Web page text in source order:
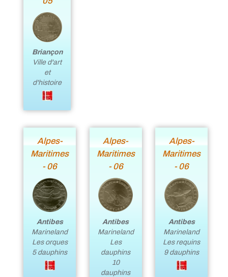
Briançon
Ville d'art
et
d'histoire
Alpes-
Maritimes
- 06
Antibes
Marineland
Les orques
5 dauphins
Alpes-
Maritimes
- 06
Antibes
Marineland
Les
dauphins
10
dauphins
Alpes-
Maritimes
- 06
Antibes
Marineland
Les requins
9 dauphins